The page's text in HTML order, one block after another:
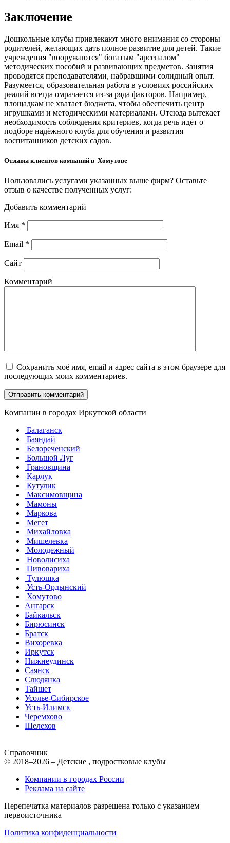
Заключение
Дошкольные клубы привлекают много внимания со стороны
родителей, желающих дать полное развитие для детей. Такие
учреждения "вооружаются" богатым "арсеналом"
методических пособий и развивающих предметов. Занятия
проводятся преподавателями, набравшими солидный опыт.
Разумеется, образовательная работа в условиях российских
реалий всегда омрачается из-за ряда факторов. Например,
площадкам не хватает бюджета, чтобы обеспечить центр
игрушками и методическими материалами. Отсюда вытекает
необходимость соблюдения критериев, когда речь идёт о
подборе надёжного клуба для обучения и развития
воспитанников детских садов.
Отзывы клиентов компаний в Хомутове
Пользовались услугами указанных выше фирм? Оставьте
отзыв о качестве полученных услуг:
Добавить комментарий
Имя *
Email *
Сайт
Комментарий
Сохранить моё имя, email и адрес сайта в этом браузере для
последующих моих комментариев.
Компании в городах Иркутской области
Балаганск
Баяндай
Белореченский
Большой Луг
Грановщина
Карлук
Кутулик
Максимовщина
Мамоны
Маркова
Мегет
Михайловка
Мишелевка
Молодежный
Новолисиха
Пивовариха
Тулюшка
Усть-Ордынский
Хомутово
Ангарск
Байкальск
Бирюсинск
Братск
Вихоревка
Иркутск
Нижнеудинск
Саянск
Слюдянка
Тайшет
Усолье-Сибирское
Усть-Илимск
Черемхово
Шелехов
Справочник
© 2018–2026 – Детские , подростковые клубы
Компании в городах России
Реклама на сайте
Перепечатка материалов разрешена только с указанием
первоисточника
Политика конфиденциальности